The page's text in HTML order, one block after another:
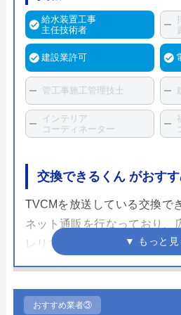
給水装置工事
主任技術者
建設業許可
管工事施工管理技士
インテリア
コーディネーター
交換できるくん がおす
TVCMを放送している交換で
ネット通販を行なっており、
レリフォームに対応していま
は全ての商品に対して商品・
あっても10年間は修理にか
おすすめ業者③